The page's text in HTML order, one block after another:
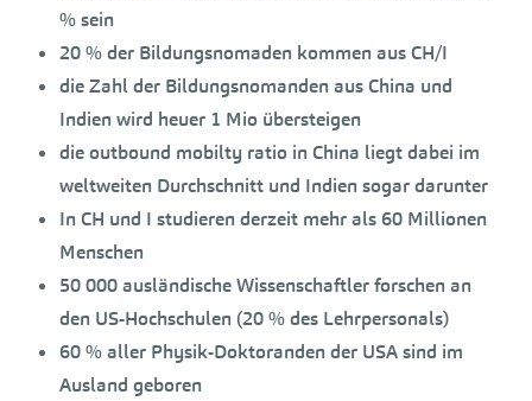
% sein
20 % der Bildungsnomaden kommen aus CH/I
die Zahl der Bildungsnomanden aus China und
Indien wird heuer 1 Mio übersteigen
die outbound mobilty ratio in China liegt dabei im
weltweiten Durchschnitt und Indien sogar darunter
In CH und I studieren derzeit mehr als 60 Millionen
Menschen
50 000 ausländische Wissenschaftler forschen an
den US-Hochschulen (20 % des Lehrpersonals)
60 % aller Physik-Doktoranden der USA sind im
Ausland geboren